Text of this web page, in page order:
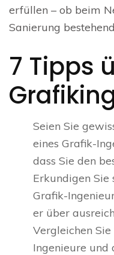
erfüllen – ob beim
Sanierung
7 Tipps
Seien Sie
eines Grafik-
dass Sie den
Erkundigen Sie
Grafik-
er über
Vergleichen
Ingenieure und